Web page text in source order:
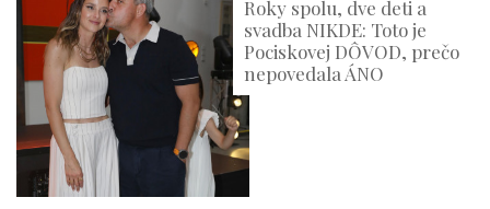
Roky spolu, dve deti a
svadba NIKDE: Toto je
Pociskovej DÔVOD, prečo
nepovedala ÁNO